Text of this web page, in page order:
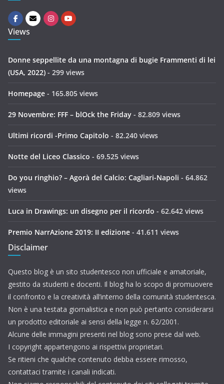
Views
Donne seppellite da una montagna di bugie Frammenti di lei
(USA, 2022) - 299 views
Homepage - 165.805 views
29 Novembre: FFF – blOck the Friday - 82.809 views
Ultimi ricordi -Primo Capitolo - 82.240 views
Notte del Liceo Classico - 69.525 views
Do you ringhio? – Agorà del Calcio: Cagliari-Napoli - 64.862
views
Luca in Drawings: un disegno per il ricordo - 62.642 views
Premio NarrAzione 2019: II edizione - 41.611 views
Disclaimer
Questo blog è un sito studentesco non ufficiale e amatoriale,
gestito da studenti e docenti. Il blog ha lo scopo di promuovere
il confronto e la creatività all’interno della comunità studentesca.
Non è una testata giornalistica e non può pertanto considerarsi
un prodotto editoriale ai sensi della legge n. 62/2001.
Alcune delle immagini presenti nel blog sono prese dal web.
I copyright appartengono ai rispettivi proprietari.
Se ritieni che qualche contenuto debba essere rimosso,
contattaci tramite i canali indicati.